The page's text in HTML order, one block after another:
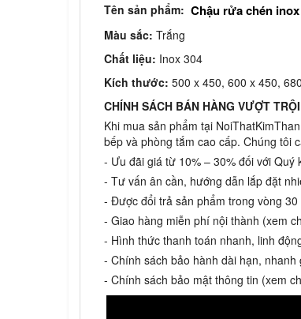
Tên sản phẩm: Chậu rửa chén inox
Màu sắc:Trắng
Chất liệu: Inox 304
Kích thước:500 x 450, 600 x 450,
CHÍNH SÁCH BÁN HÀNG VƯỢT TRỘI
Khi mua sản phẩm tại
bếp và phòng tắm cao cấp. Chúng tôi
- Ưu đãi giá từ 10% – 30% đối với Quý
- Tư vấn ân cần, hướng dẫn lắp đặt
- Được đổi trả sản phẩm trong vòng
- Giao hàng miễn phí nội thành (xem
- Hình thức thanh toán nhanh, linh
- Chính sách bảo hành dài hạn, nhanh
- Chính sách bảo mật thông tin (xem